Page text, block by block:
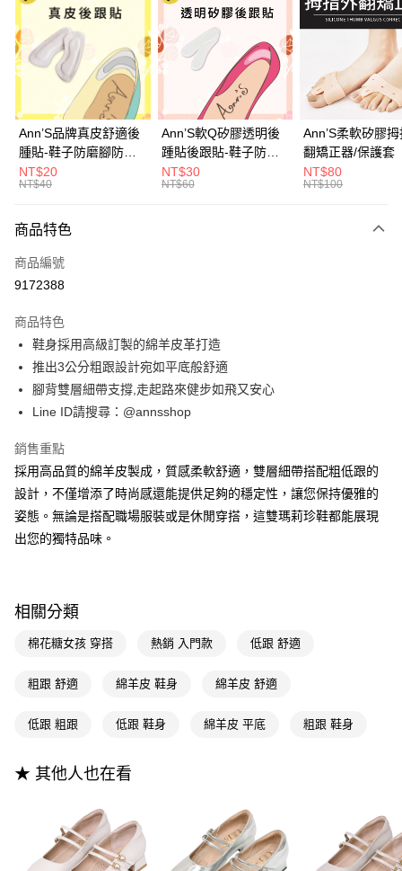
3 期 0 利率 每期 NT$826 21家銀行
合作金庫商業銀行
第一商業銀行
華南商業銀行
彰化商業銀行
上海商業儲蓄銀行
台北富邦商業銀行
國泰世華商業銀行
兆豐國際商業銀行
臺灣中小企業銀行
台中商業銀行
匯豐（台灣）商業銀行
華泰商業銀行
聯邦商業銀行
遠東國際商業銀行
元大商業銀行
台灣樂天信用卡公司
6 期 0 利率 每期NT$413 21家銀行
合作金庫商業銀行
第一商業銀行
華南商業銀行
彰化商業銀行
上海商業儲蓄銀行
台北富邦商業銀行
國泰世華商業銀行
兆豐國際商業銀行
臺灣中小企業銀行
台中商業銀行
匯豐（台灣）商業銀行
聯邦商業銀行
玉山商業銀行
台灣樂天信用卡公司
購物金
超商取貨付款
LINE Pay
Apple Pay
Google Pay
全支付
大哥付你分期
相關說明
【大哥付你分期使用說明】
1.本服務由台灣大哥大提供，台灣大哥大用戶可立即使用無須另外申請。
2.付款方式選擇「大哥付你分期」，訂單成立後會自動跳轉到大哥付的交易
成交易。
3.實際核准額度、可分期數及費用金額請依後續交易確認頁面所載為準。
4.訂單成立30分鐘內，如未前往確認交易或遇審核未通過，訂單將自動取
消。如遇「轉專審核」未通過狀況，表示未達大哥付你分期系統評分，恕無
法說明評估內容。
【繳款方式說明】
1.本服務係由「台灣大哥大股份有限公司」（以下簡稱本公司）所提供，讓
買賣價金債權讓與本公司後，依約使用本公司帳單繳交帳款。
由本公司與您本人進行分期帳單所需資料之確認、核對及更正。
【關於「AFTEE先享後付」】
便利好安心！
１．簡單：不需註冊會員、不需綁卡、不需儲值。
２．便利：只要手機號碼，簡訊認證，即可結帳。
３．安心：先確認商品／服務後，再付款。
２．訂單成立數日內，您將收到繳費通知簡訊。
３．收到繳費通知簡訊後14天內，點擊此簡訊中的連結，可透過四大超商／
ATM／網路銀行／等多元方式進行付款，方視為交易完成。
後付繳納相關費用。
是否繳費成功／繳費後需取消欲退款等相關疑問，請聯繫「AFTEE先享後付
【注意事項】
１．透過由恩沛科技股份有限公司提供之「AFTEE先享後付」服務完成之交
權轉讓予恩沛科技股份有限公司。
２．關於個人資料處理事宜，請瀏覽以下網址：
https://aftee.tw/terms/#terms3
３．未成年的使用者請事先徵得法定代理人或監護人之同意方可使用
ATM付款
運送方式
全家付款取貨
每筆NT$100，滿NT$999(含以上)免運費
萊爾富付款取貨
每筆NT$100，滿NT$999(含以上)免運費
每筆NT$100，滿NT$999(含以上)免運費
付款後7-11取貨
每筆NT$100，滿NT$999(含以上)免運費
Ann’S品牌真皮舒適後
腫貼-鞋子防磨腳防掉
跟大半號專用
NT$20
NT$40
Ann’S軟Q矽膠透明後
踵貼後跟貼-鞋子防磨
腳防掉跟大半號專用
NT$30
NT$60
Ann’S柔軟矽膠
翻矯正器/保護套
NT$80
NT$100
商品特色
商品編號
9172388
商品特色
鞋身採用高級訂製的綿羊皮革打造
推出3公分粗跟設計宛如平底般舒適
腳背雙層細帶支撐,走起路來健步如飛又安心
Line ID請搜尋：@annsshop
銷售重點
採用高品質的綿羊皮製成，質感柔軟舒適，雙層細帶搭配粗低跟的
設計，不僅增添了時尚感還能提供足夠的穩定性，讓您保持優雅的
姿態。無論是搭配職場服裝或是休閒穿搭，這雙瑪莉珍鞋都能展現
出您的獨特品味。
相關分類
棉花糖女孩 穿搭 熱銷 入門款 低跟 舒適
粗跟 舒適 綿羊皮 鞋身 綿羊皮 舒適
低跟 粗跟 低跟 鞋身 綿羊皮 平底 粗跟 鞋身
★ 其他人也在看